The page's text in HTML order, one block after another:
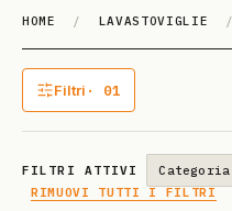
HOME / LAVASTOVIGLIE /
VASCHETTA
Filtri · 01
1 filtro attivo
FILTRI ATTIVI
Categoria:
RIMUOVI TUTTI I FILTRI